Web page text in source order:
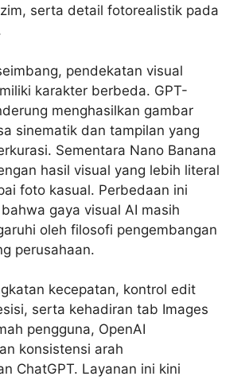
serta detail fotorealistik pada
pendekatan visual
karakter berbeda. GPT-
menghasilkan gambar
sinematik dan tampilan yang
Sementara Nano Banana
hasil visual yang lebih literal
foto kasual. Perbedaan ini
gaya visual AI masih
oleh filosofi pengembangan
perusahaan.
kecepatan, kontrol edit
serta kehadiran tab Images
pengguna, OpenAI
konsistensi arah
ChatGPT. Layanan ini kini